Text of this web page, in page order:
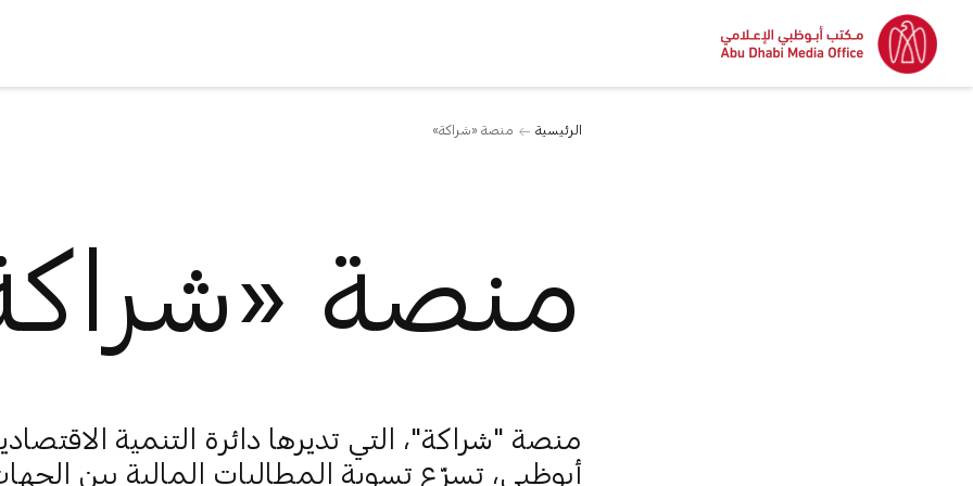
الرئيسية منصة «شراكة»
منصة
منصة "شراكة"، التي تديرها دائرة التنمية
أبوظبي، تسرّع تسوية المطالبات المالية بين